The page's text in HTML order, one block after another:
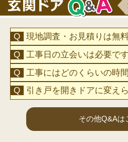
現地調査・お見積りは無
工事日の立会いは必要で
工事にはどのくらいの時
引き戸を開きドアに変え
その他Q&Aは